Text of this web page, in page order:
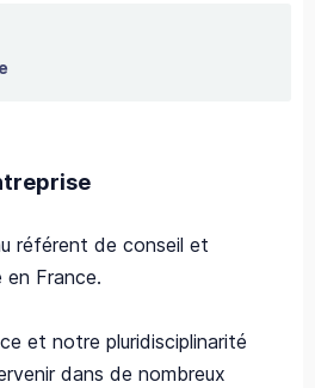
référent de conseil et
France.
et notre pluridisciplinarité
dans de nombreux